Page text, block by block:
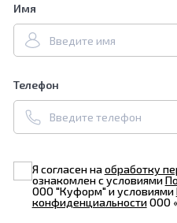
Имя
Телефон
Я согласен наобработку
ознакомлен с условиями
ООО "Куформ" и условиями
конфиденциальностиООО